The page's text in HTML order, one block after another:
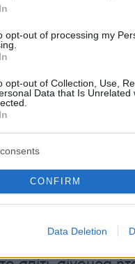
opt-out of processing my
opt-out of Collection, Use,
Data that Is
CONFIRM
Data Deletion
να μπει στο
νοικιάζει το
την πόρτα και
είπε πως δεν
έμαθα ότι ήταν
Δεν ξέρω
το σπίτι ήταν σε
εικόνα της